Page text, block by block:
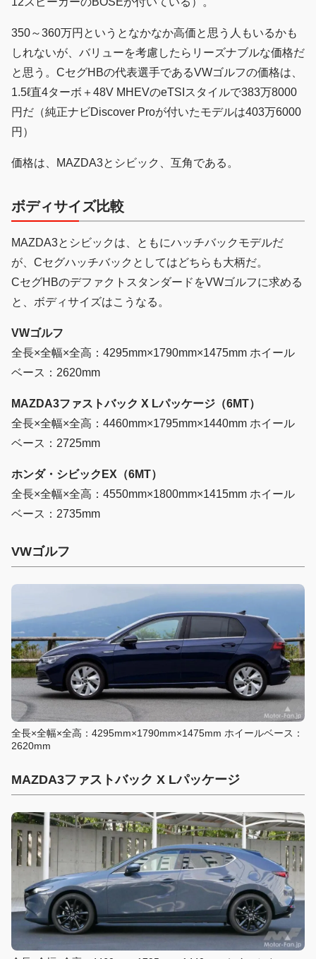
350～360万円というとなかなか高価と思う人もいるかも
しれないが、バリューを考慮したらリーズナブルな価格だ
と思う。CセグHBの代表選手であるVWゴルフの価格は、
1.5ℓ直4ターボ＋48V MHEVのeTSIスタイルで383万8000
円だ（純正ナビDiscover Proが付いたモデルは403万6000
円）
価格は、MAZDA3とシビック、互角である。
ボディサイズ比較
MAZDA3とシビックは、ともにハッチバックモデルだ
が、Cセグハッチバックとしてはどちらも大柄だ。
CセグHBのデファクトスタンダードをVWゴルフに求める
と、ボディサイズはこうなる。
VWゴルフ
全長×全幅×全高：4295mm×1790mm×1475mm ホイール
ベース：2620mm
MAZDA3ファストバック X Lパッケージ（6MT）
全長×全幅×全高：4460mm×1795mm×1440mm ホイール
ベース：2725mm
ホンダ・シビックEX（6MT）
全長×全幅×全高：4550mm×1800mm×1415mm ホイール
ベース：2735mm
VWゴルフ
全長×全幅×全高：4295mm×1790mm×1475mm ホイールベース：
2620mm
MAZDA3ファストバック X Lパッケージ